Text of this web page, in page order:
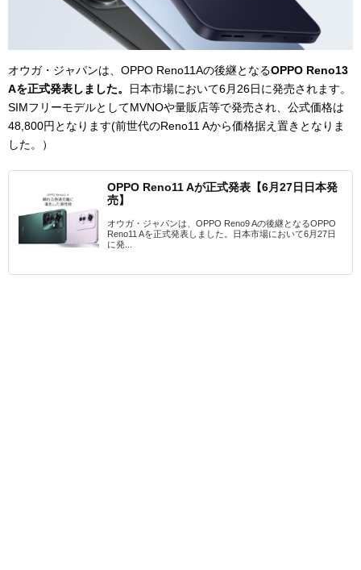
オウガ・ジャパンは、OPPO Reno11Aの後継となるOPPO Reno13
Aを正式発表しました。
日本市場において6月26日に発売されます。
SIMフリーモデルとしてMVNOや量販店等で発売され、公式価格は
48,800円となります(前世代のReno11 Aから価格据え置きとなりま
した。）
OPPO Reno11 Aが正式発表【6月27日日本発
売】
オウガ・ジャパンは、OPPO Reno9 Aの後継となるOPPO
Reno11 Aを正式発表しました。日本市場において6月27日
に発...